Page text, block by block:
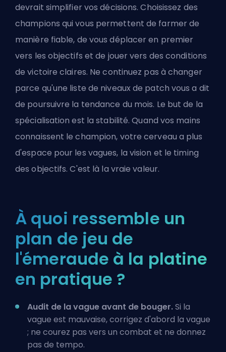
devrait simplifier vos décisions. Choisissez des
champions qui vous permettent de farmer de
manière fiable, de vous déplacer en premier
vers les objectifs et de jouer vers des conditions
de victoire claires. Ne continuez pas à changer
parce qu'une liste de niveaux de patch vous a dit
de poursuivre la tendance du mois. Le but de la
spécialisation est la stabilité. Quand vos mains
connaissent le champion, votre cerveau a plus
d'espace pour les vagues, la vision et le timing
des objectifs. C'est là la vraie valeur.
À quoi ressemble un
plan de jeu de
l'émeraude à la platine
en pratique ?
Audit de la vague avant de bouger.Si la
vague est mauvaise, corrigez d'abord la vague
; ne courez pas vers un combat et ne donnez
pas de tempo.